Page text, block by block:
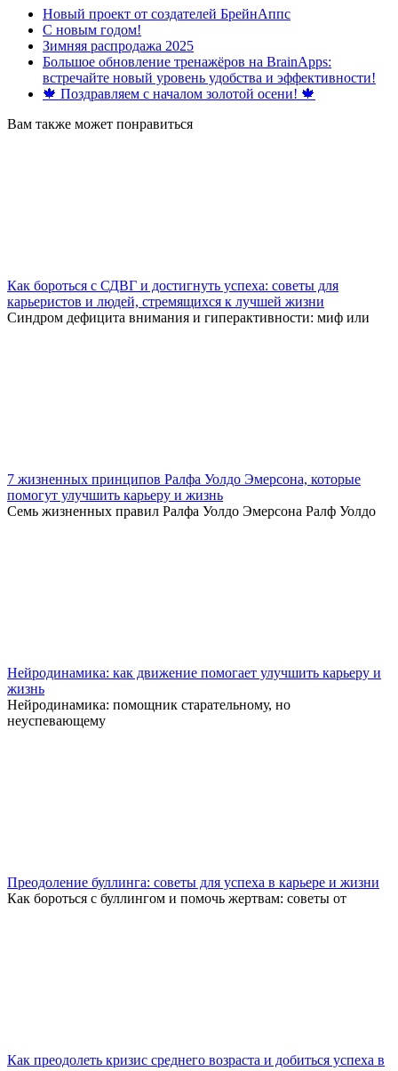
Новый проект от создателей БрейнАппс
С новым годом!
Зимняя распродажа 2025
Большое обновление тренажёров на BrainApps:
встречайте новый уровень удобства и эффективности!
🍁 Поздравляем с началом золотой осени! 🍁
Вам также может понравиться
Как бороться с СДВГ и достигнуть успеха: советы для
карьеристов и людей, стремящихся к лучшей жизни
Синдром дефицита внимания и гиперактивности: миф или
7 жизненных принципов Ралфа Уолдо Эмерсона, которые
помогут улучшить карьеру и жизнь
Семь жизненных правил Ралфа Уолдо Эмерсона Ралф Уолдо
Нейродинамика: как движение помогает улучшить карьеру и
жизнь
Нейродинамика: помощник старательному, но
неуспевающему
Преодоление буллинга: советы для успеха в карьере и жизни
Как бороться с буллингом и помочь жертвам: советы от
Как преодолеть кризис среднего возраста и добиться успеха в